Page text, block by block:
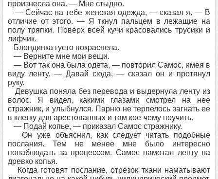
произнесла она. — Мне стыдно.
— Сейчас на тебе женская одежда, — сказал я. — В
отличие от этого. — Я ткнул пальцем в лежащие на
полу тряпки. Поверх всей кучи красовались трусики и
лифчик.
Блондинка густо покраснела.
— Верните мне мои вещи.
— Вот так она была одета, — повторил Самос, имея в
виду ленту. — Давай сюда, — сказал он и протянул
руку.
Девушка поняла без перевода и выдернула ленту из
волос. Я видел, какими глазами смотрел на нее
стражник, и улыбнулся. Парню не терпелось загнать ее
в клетку для арестованных и там кое-чему поучить.
— Подай копье, — приказал Самос стражнику.
Он уже объяснил, как следует читать подобные
послания. Тем не менее мне было интересно
понаблюдать за процессом. Самос намотал ленту на
древко копья.
Когда готовят послание, отрезок ткани наматывают